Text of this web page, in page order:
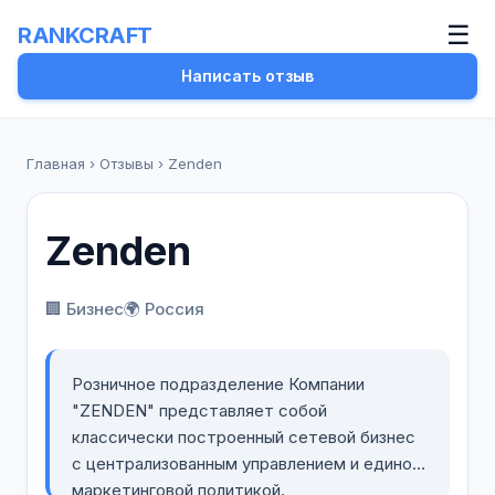
RANKCRAFT ☰
Написать отзыв
Главная › Отзывы › Zenden
Zenden
🏢 Бизнес🌍 Россия
Розничное подразделение Компании
"ZENDEN" представляет собой
классически построенный сетевой бизнес
с централизованным управлением и единой
маркетинговой политикой.